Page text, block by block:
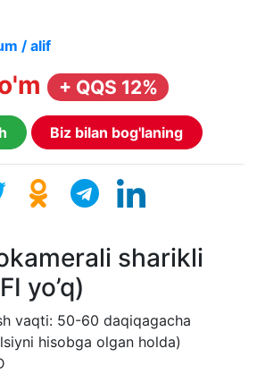
/ alif
+ QQS 12%
Biz bilan bog'laning
sharikli
yo’q)
vaqti: 50-60 daqiqagacha
hisobga olgan holda)